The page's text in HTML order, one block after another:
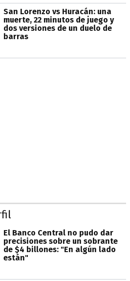
San Lorenzo vs Huracán: una
muerte, 22 minutos de juego y
dos versiones de un duelo de
barras
El Banco Central no pudo dar
precisiones sobre un sobrante
de $4 billones: "En algún lado
están"